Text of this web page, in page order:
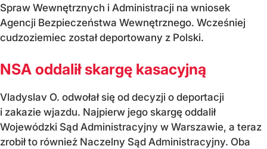
Spraw Wewnętrznych i Administracji na wniosek
Agencji Bezpieczeństwa Wewnętrznego. Wcześniej
cudzoziemiec został deportowany z Polski.
NSA oddalił skargę kasacyjną
Vladyslav O. odwołał się od decyzji o deportacji
i zakazie wjazdu. Najpierw jego skargę oddalił
Wojewódzki Sąd Administracyjny w Warszawie, a teraz
zrobił to również Naczelny Sąd Administracyjny. Oba